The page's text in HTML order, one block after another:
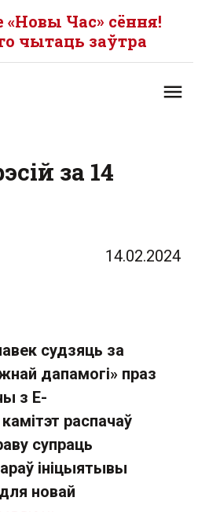
Час» сёння!
чытаць заўтра
за 14
14.02.2024
судзяць за
дапамогі» праз
з Е-
распачаў
супраць
ініцыятывы
новай